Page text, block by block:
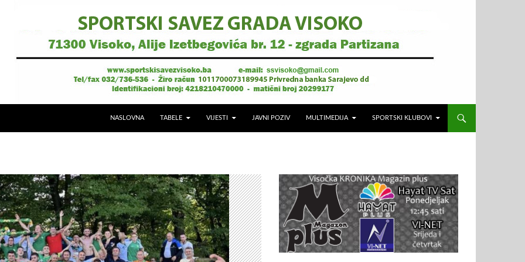
NASLOVNA TABELE VIJESTI JAVNI POZIV MULTIMEDIJA SPORTSKI KLUBOVI